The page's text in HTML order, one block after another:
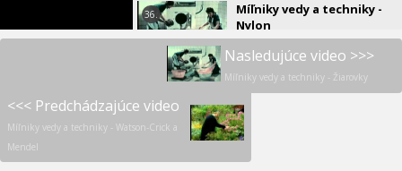
0:00
36.
Míľniky vedy a techniky -
Nylon
0:00
Míľniky vedy a techniky -
Klzák, telegrafia
0:06
Míľniky vedy a techniky -
Nasledujúce video >>>
Míľniky vedy a techniky - Žiarovky
<<< Predchádzajúce video
Míľniky vedy a techniky - Watson-Crick a
Mendel